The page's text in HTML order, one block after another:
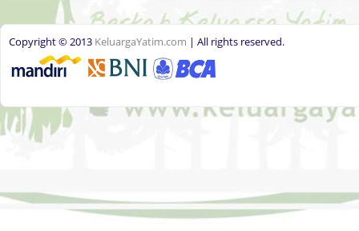
Copyright © 2013 KeluargaYatim.com | All rights reserved.